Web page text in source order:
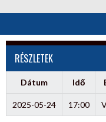
RÉSZLETEK
Dátum Idő
2025-05-24 17:00